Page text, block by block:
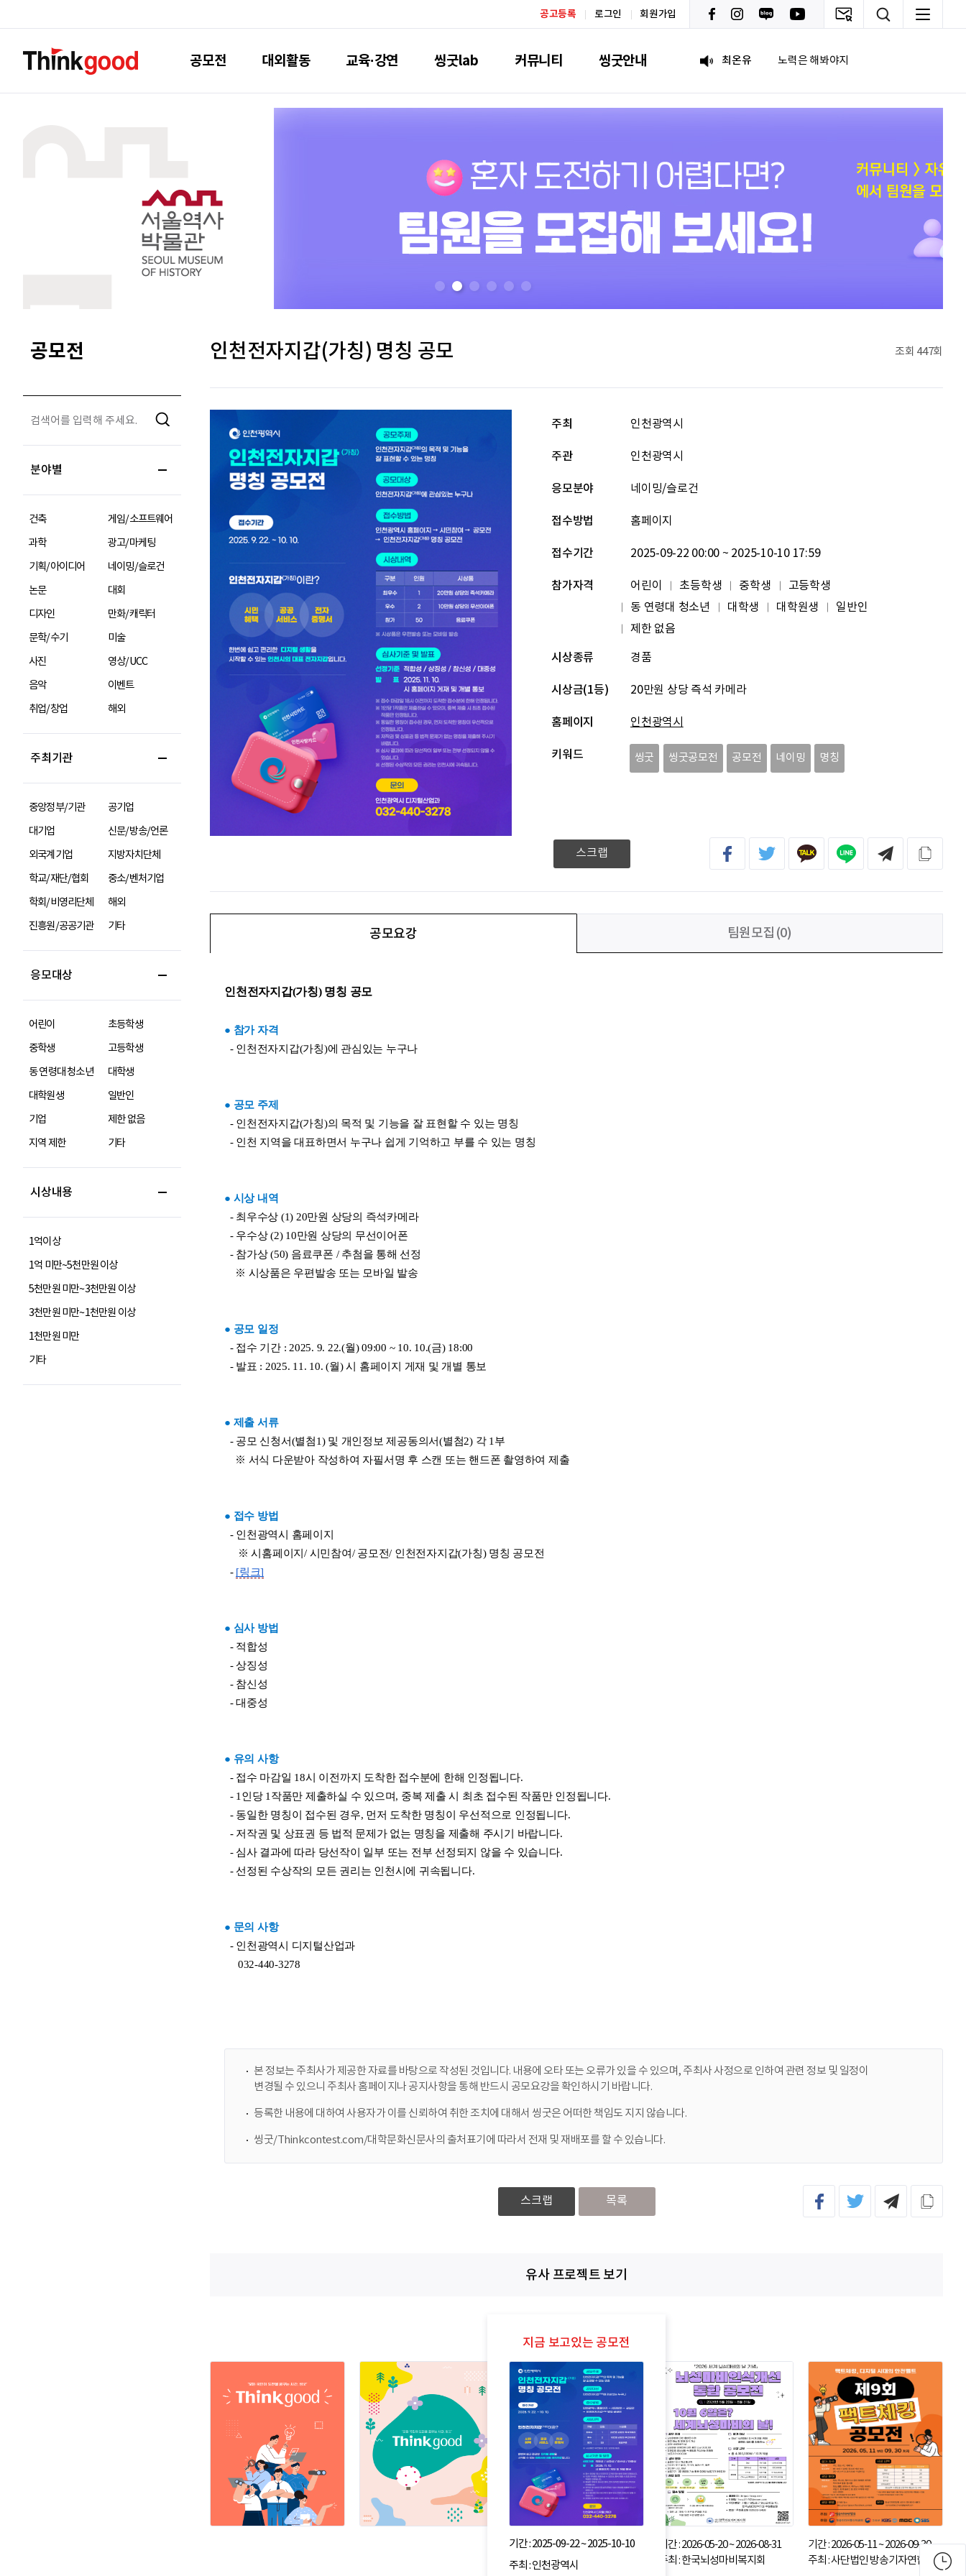
공고등록 로그인 회원가입
공모전 대외활동 교육·강연 씽굿lab 커뮤니티 씽굿안내
이채원 광고대상
최온유 노력은 해봐야지
홍성현 강원지역 스타트업을 지원하고 있습니다. 화이팅!
전미선
박상현
송다영 .
공모전
분야별
건축
게임/소프트웨어
과학
광고/마케팅
기획/아이디어
네이밍/슬로건
논문
대회
디자인
만화/캐릭터
문학/수기
미술
사진
영상/UCC
음악
이벤트
취업/창업
해외
주최기관
중앙정부/기관
공기업
대기업
신문/방송/언론
외국계기업
지방자치단체
학교/재단/협회
중소/벤처기업
학회/비영리단체
해외
진흥원/공공기관
기타
응모대상
어린이
초등학생
중학생
고등학생
동 연령대 청소년
대학생
대학원생
일반인
기업
제한 없음
지역 제한
기타
시상내용
1억이상
1억 미만~5천만원 이상
5천만원 미만~3천만원 이상
3천만원 미만~1천만원 이상
1천만원 미만
기타
인천전자지갑(가칭) 명칭 공모 조회 447회
주최 인천광역시
주관 인천광역시
응모분야 네이밍/슬로건
접수방법 홈페이지
접수기간 2025-09-22 00:00 ~ 2025-10-10 17:59
참가자격 어린이 초등학생 중학생
고등학생
동 연령대 청소년
대학생 대학원생
일반인
제한 없음
시상종류 경품
시상금(1등) 20만원 상당 즉석 카메라
홈페이지 인천광역시
키워드 씽굿 씽굿공모전 공모전 네이밍 명칭
스크랩
공모요강 팀원모집(0)
본 정보는 주최사가 제공한 자료를 바탕으로 작성된 것입니다. 내용에 오타 또는 오류가 있을 수 있으며, 주최사 사정으로 인하여 관련 정보 및 일정이
변경될 수 있으니 주최사 홈페이지나 공지사항을 통해 반드시 공모요강을 확인하시기 바랍니다.
등록한 내용에 대하여 사용자가 이를 신뢰하여 취한 조치에 대해서 씽굿은 어떠한 책임도 지지 않습니다.
씽굿/Thinkcontest.com/대학문화신문사의 출처표기에 따라서 전재 및 재배포를 할 수 있습니다.
스크랩 목록
유사 프로젝트 보기
기간 : 2025-09-22 ~ 2025-10-10
주최 : 인천광역시
기간 : 2026-05-20 ~ 2026-08-31
주최 : 한국뇌성마비복지회
기간 : 2026-05-11 ~ 2026-09-30
주최 : 사단법인 방송기자연합회